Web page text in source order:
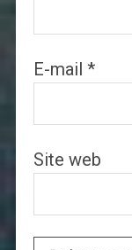
E-mail *
Site web